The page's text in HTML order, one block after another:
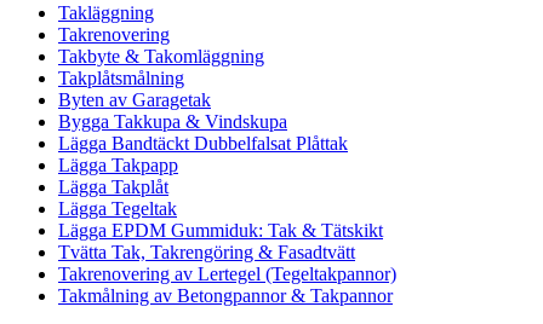
Takläggning
Takrenovering
Takbyte & Takomläggning
Takplåtsmålning
Byten av Garagetak
Bygga Takkupa & Vindskupa
Lägga Bandtäckt Dubbelfalsat Plåttak
Lägga Takpapp
Lägga Takplåt
Lägga Tegeltak
Lägga EPDM Gummiduk: Tak & Tätskikt
Tvätta Tak, Takrengöring & Fasadtvätt
Takrenovering av Lertegel (Tegeltakpannor)
Takmålning av Betongpannor & Takpannor